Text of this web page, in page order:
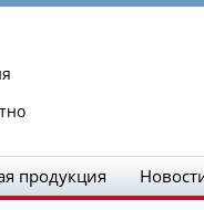
продукция